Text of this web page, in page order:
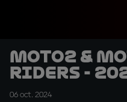
Moto2 &
Riders -
06 oct. 2024